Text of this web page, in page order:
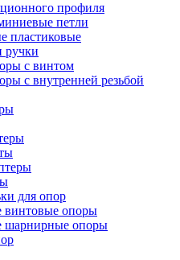
профиля
петли
пластиковые
ручки
c винтом
c внутренней резьбой
для опор
винтовые опоры
шарнирные опоры